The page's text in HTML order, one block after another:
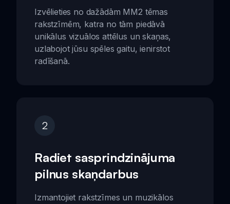
Izvēlieties no dažādām MM2 tēmas
rakstzīmēm, katra no tām piedāvā
unikālus vizuālos attēlus un skaņas,
uzlabojot jūsu spēles gaitu, ienirstot
radīšanā.
2
Radiet sasprindzinājuma
pilnus skaņdarbus
Izmantojiet rakstzīmes un muzikālos